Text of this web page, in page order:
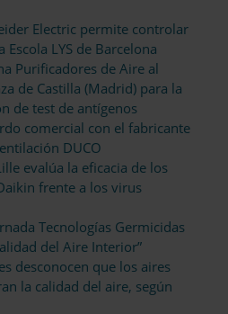
Electric permite controlar
LYS de Barcelona
Purificadores de Aire al
de Castilla (Madrid) para la
de test de antígenos
comercial con el fabricante
DUCO
evalúa la eficacia de los
frente a los virus
Tecnologías Germicidas
del Aire Interior”
desconocen que los aires
la calidad del aire, según